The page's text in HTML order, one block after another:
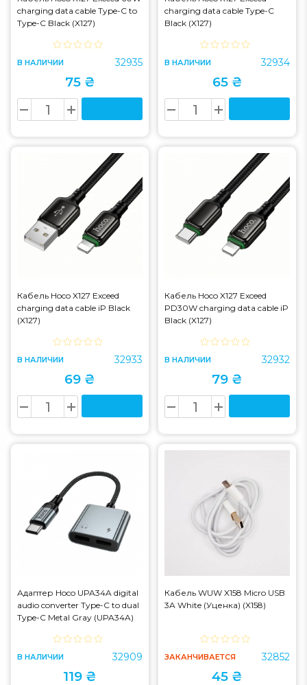
charging data cable Type-C to
Type-C Black (X127)
В НАЛИЧИИ 32935
75 ₴
charging data cable Type-C
Black (X127)
В НАЛИЧИИ 32934
65 ₴
Кабель Hoco X127 Exceed
charging data cable iP Black
(X127)
В НАЛИЧИИ 32933
69 ₴
Кабель Hoco X127 Exceed
PD30W charging data cable iP
Black (X127)
В НАЛИЧИИ 32932
79 ₴
Адаптер Hoco UPA34A digital
audio converter Type-C to dual
Type-C Metal Gray (UPA34A)
В НАЛИЧИИ 32909
119 ₴
Кабель WUW X158 Micro USB
3A White (Уценка) (X158)
ЗАКАНЧИВАЕТСЯ 32852
45 ₴